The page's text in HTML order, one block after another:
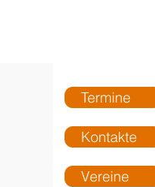
Termine
Kontakte
Vereine